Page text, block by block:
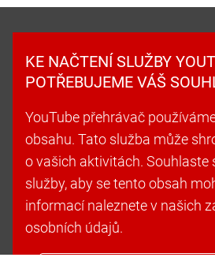
KE NAČTENÍ SLUŽBY
POTŘEBUJEME VÁŠ
YouTube přehrávač
obsahu. Tato služba může
o vašich aktivitách. Souhlaste
služby, aby se tento obsah
informací naleznete v našich
osobních údajů.